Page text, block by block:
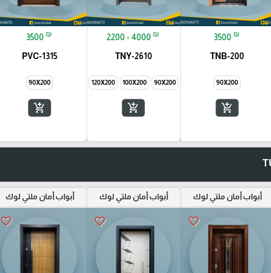
3500 ₪
TNB-200
90X200
add_shopping_cart
2200 - 4000 ₪
TNY-2610
90X200
100X200
120X200
add_shopping_cart
3500 ₪
PVC-1315
90X200
add_shopping_cart
أبواب أمان ملتي لوك
favorite_border
أبواب أمان ملتي لوك
favorite_border
أبواب أمان ملتي لوك
favorite_border